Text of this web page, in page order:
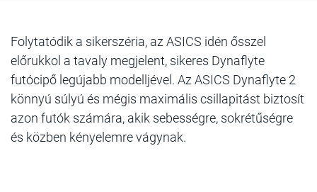
Folytatódik a sikerszéria, az ASICS idén ősszel
előrukkol a tavaly megjelent, sikeres Dynaflyte
futócipő legújabb modelljével. Az ASICS Dynaflyte 2
könnyú súlyú és mégis maximális csillapitást biztosít
azon futók számára, akik sebességre, sokrétűségre
és közben kényelemre vágynak.